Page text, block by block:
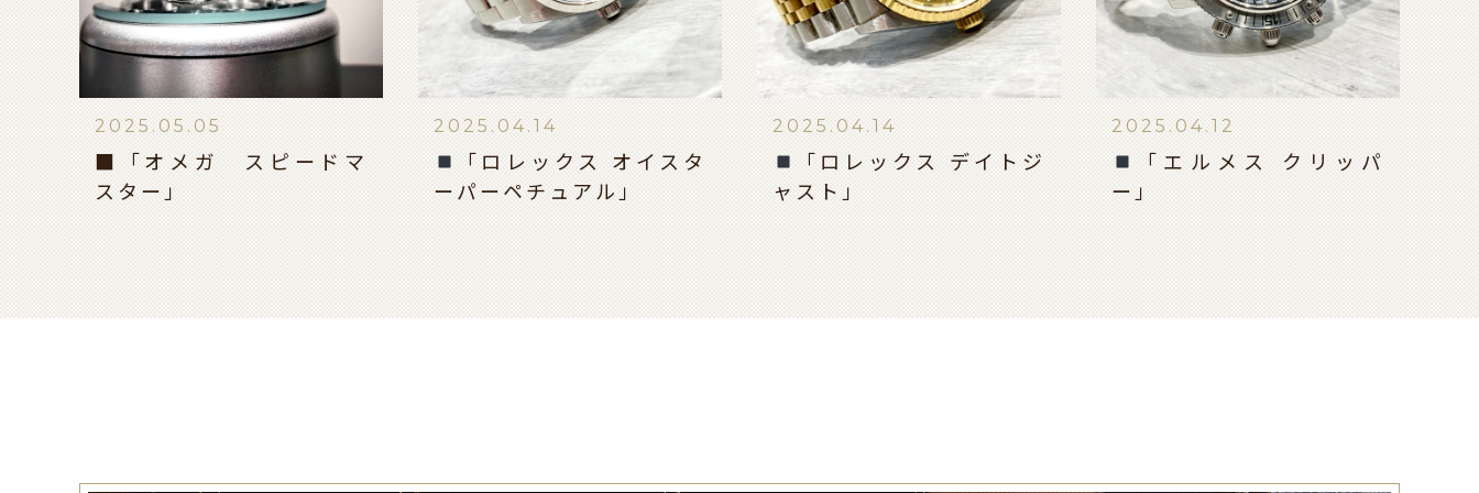
2025.05.05
■「オメガ スピードマ
スター」
2025.04.14
「ロレックス オイスタ
ーパーペチュアル」
2025.04.14
「ロレックス デイトジ
ャスト」
2025.04.12
「エルメス クリッパ
ー」